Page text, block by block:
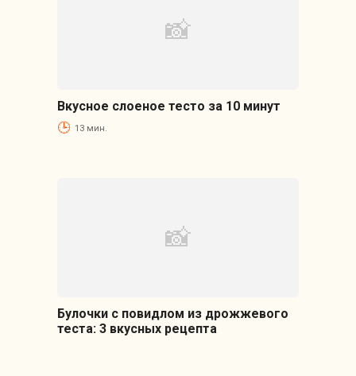
Вкусное слоеное тесто за 10 минут
13 мин.
Булочки с повидлом из дрожжевого
теста: 3 вкусных рецепта